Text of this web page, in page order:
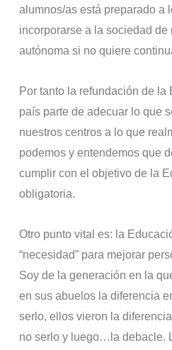
alumnos/as está preparado a
incorporarse a la sociedad de
autónoma si no quiere
Por tanto la refundación de la
país parte de adecuar lo que
nuestros centros a lo que
podemos y entendemos que
cumplir con el objetivo de la
obligatoria.
Otro punto vital es: la
“necesidad” para mejorar
Soy de la generación en la
en sus abuelos la diferencia
serlo, ellos vieron la
no serlo y luego…la debacle.